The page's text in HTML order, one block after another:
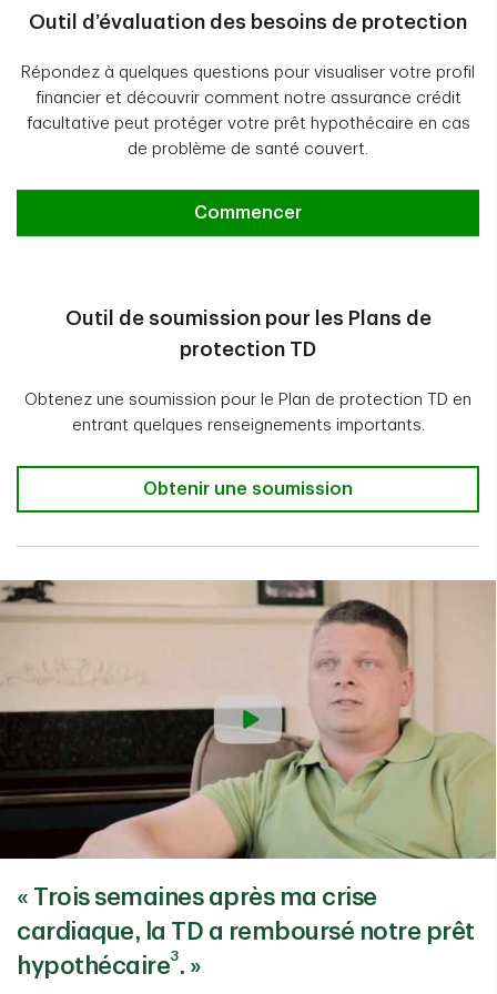
le produit et certificat d’assurance – Guide sur le
produit et certificat d’assurance (exemple)
Outil d’évaluation des besoins de protection
Répondez à quelques questions pour visualiser votre profil
financier et découvrir comment notre assurance crédit
facultative peut protéger votre prêt hypothécaire en cas
de problème de santé couvert.
Nous pouvons vous aider à
Commencer
Outil de soumission pour les Plans de
protection TD
Obtenez une soumission pour le Plan de protection TD en
entrant quelques renseignements importants.
Outil de soumission pour les Plans de
Obtenir une soumission
« Trois semaines après ma crise
cardiaque, la TD a remboursé notre prêt
hypothécaire3. »